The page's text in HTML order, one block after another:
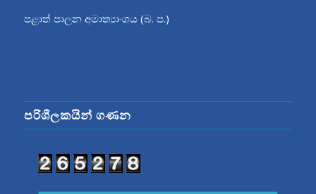
පළාත් පාලන අමාත්‍යාංශය (බ. ප.)
පරිශීලකයින් ගණන